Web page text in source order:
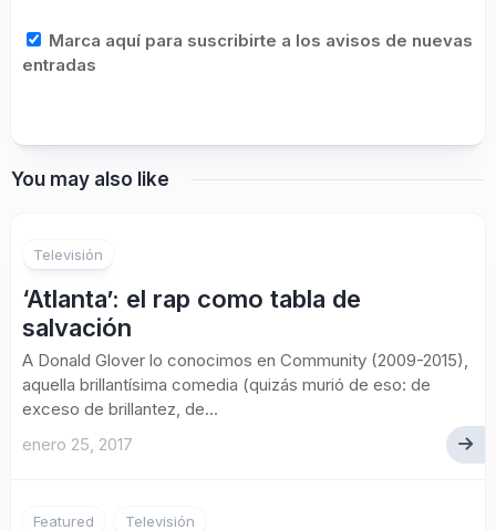
Marca aquí para suscribirte a los avisos de nuevas
entradas
You may also like
Televisión
‘Atlanta’: el rap como tabla de
salvación
A Donald Glover lo conocimos en Community (2009-2015),
aquella brillantísima comedia (quizás murió de eso: de
exceso de brillantez, de...
enero 25, 2017
Featured Televisión